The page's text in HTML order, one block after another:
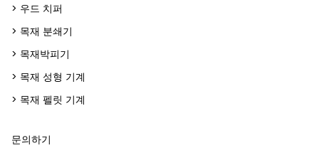
> 우드 치퍼
> 목재 분쇄기
> 목재박피기
> 목재 성형 기계
> 목재 펠릿 기계
문의하기